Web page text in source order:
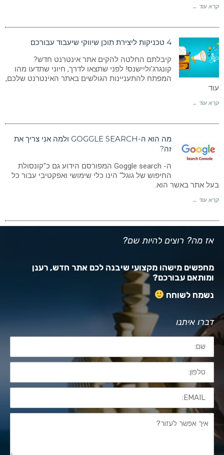
קרא עוד ←
4 טכניקות ליצירת תוכן שיווקי שיעבוד עבורכם
קיבלתם החלטה להקים אתר אינטרנט חדש?
קונגרג'וליישנס! לפני שתצאו לדרך, חיוני שתדעו מהו
המפתח להתעניינות הגולשים באתר האינטרנט שלכם,
עוד
קרא עוד ←
מה הוא ה-GOGGLE SEARCH ולמה אני צריך את
זה?
ה- Goggle search המפורסם הידוע גם כ"קונסולת
החיפוש של גוגל" הינו כלי שימושי ואפקטיבי עבור כל
בעל אתר באשר הוא.
קרא עוד ←
אז מה? רוצים להיות שם?
מחפשים מישהו מקצועי שיבנה לכם אתר חדש, רענן
ומותאם עבורכם?
נשמח לשוחח
דברו איתנו
שם:
טלפון:
EMAIL:
איך
אפשר
לעזור?